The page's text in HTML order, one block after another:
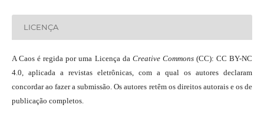
LICENÇA
A Caos é regida por uma Licença da Creative Commons(CC): CC BY-NC
4.0, aplicada a revistas eletrônicas, com a qual os autores declaram
concordar ao fazer a submissão. Os autores retêm os direitos autorais e os de
publicação completos.